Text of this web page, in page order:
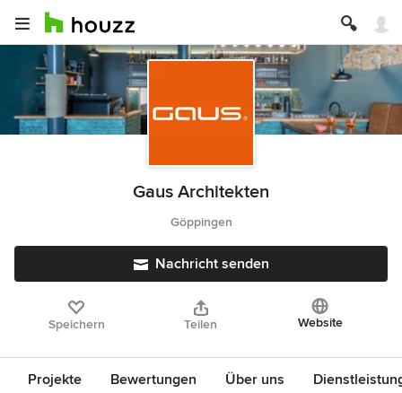
Gaus Architekten
Göppingen
Nachricht senden
Speichern Teilen Website
Projekte Bewertungen Über uns